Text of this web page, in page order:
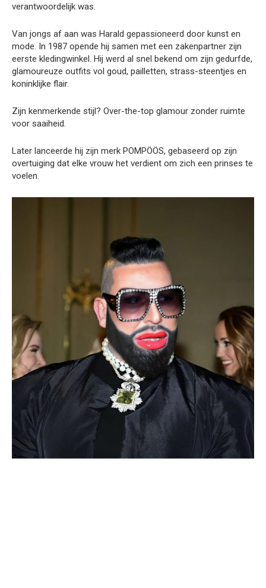
verantwoordelijk was.
Van jongs af aan was Harald gepassioneerd door kunst en
mode. In 1987 opende hij samen met een zakenpartner zijn
eerste kledingwinkel. Hij werd al snel bekend om zijn gedurfde,
glamoureuze outfits vol goud, pailletten, strass-steentjes en
koninklijke flair.
Zijn kenmerkende stijl? Over-the-top glamour zonder ruimte
voor saaiheid.
Later lanceerde hij zijn merk POMPÖÖS, gebaseerd op zijn
overtuiging dat elke vrouw het verdient om zich een prinses te
voelen.